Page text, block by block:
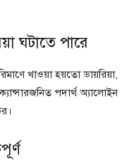
ঘটাতে পারে
খাওয়া হয়তো ডায়রিয়া,
পদার্থ অ্যালোইন